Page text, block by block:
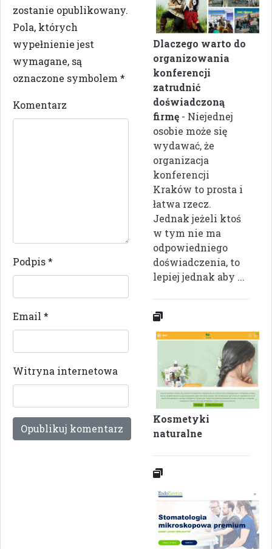
zostanie opublikowany.
Pola, których
wypełnienie jest
wymagane, są
oznaczone symbolem *
Komentarz
Podpis*
Email *
Witryna internetowa
Dlaczego warto do
organizowania
konferencji
zatrudnić
doświadczoną
firmę - Niejednej
osobie może się
wydawać, że
organizacja
konferencji
Kraków to prosta i
łatwa rzecz.
Jednak jeżeli ktoś
w tym nie ma
odpowiedniego
doświadczenia, to
lepiej jednak aby ...
Kosmetyki
naturalne